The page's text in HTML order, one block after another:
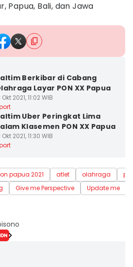
Papua, Bali, dan Jawa
Berkibar di Cabang
Layar PON XX Papua
Okt 2021, 11:02 WIB
Uber Peringkat Lima
Klasemen PON XX Papua
Okt 2021, 11:30 WIB
papua 2021 atlet olahraga
Give me Perspective Update me